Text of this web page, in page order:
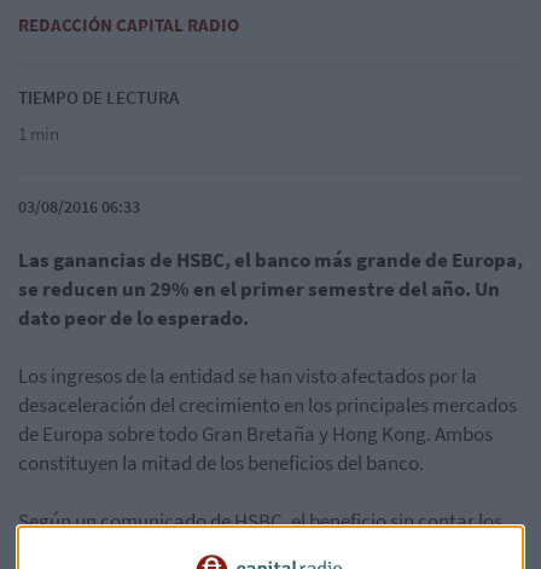
REDACCIÓN CAPITAL RADIO
TIEMPO DE LECTURA
1 min
03/08/2016 06:33
Las ganancias de HSBC, el banco más grande de Europa,
se reducen un 29% en el primer semestre del año. Un
dato peor de lo esperado.
Los ingresos de la entidad se han visto afectados por la
desaceleración del crecimiento en los principales mercados
de Europa sobre todo Gran Bretaña y Hong Kong. Ambos
constituyen la mitad de los beneficios del banco.
Según un comunicado de HSBC, el beneficio sin contar los
impuestos en el primer semestre cae a 9.700 millones frente